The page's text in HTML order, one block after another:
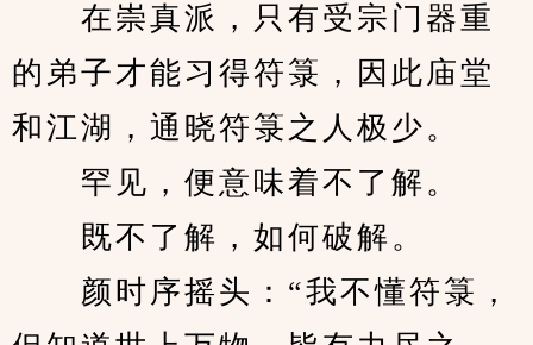
在崇真派，只有受宗门器重
的弟子才能习得符箓，因此庙堂
和江湖，通晓符箓之人极少。
罕见，便意味着不了解。
既不了解，如何破解。
颜时序摇头：“我不懂符箓，